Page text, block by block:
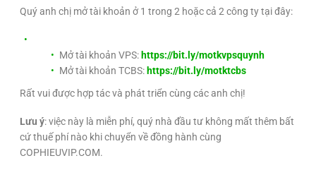
Quý anh chị mở tài khoản ở 1 trong 2 hoặc cả 2 công ty tại đây:
Mở tài khoản VPS: https://bit.ly/motkvpsquynh
Mở tài khoản TCBS: https://bit.ly/motktcbs
Rất vui được hợp tác và phát triển cùng các anh chị!
Lưu ý: việc này là miễn phí, quý nhà đầu tư không mất thêm bất
cứ thuế phí nào khi chuyển về đồng hành cùng
COPHIEUVIP.COM.